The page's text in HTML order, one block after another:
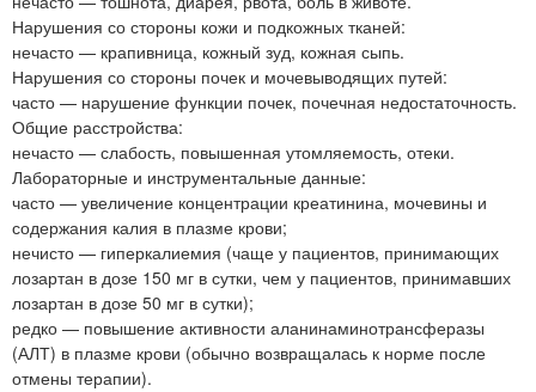
Нарушения со стороны кожи и подкожных тканей:
нечасто — крапивница, кожный зуд, кожная сыпь.
Нарушения со стороны почек и мочевыводящих путей:
часто — нарушение функции почек, почечная недостаточность.
Общие расстройства:
нечасто — слабость, повышенная утомляемость, отеки.
Лабораторные и инструментальные данные:
часто — увеличение концентрации креатинина, мочевины и
содержания калия в плазме крови;
нечисто — гиперкалиемия (чаще у пациентов, принимающих
лозартан в дозе 150 мг в сутки, чем у пациентов, принимавших
лозартан в дозе 50 мг в сутки);
редко — повышение активности аланинаминотрансферазы
(АЛТ) в плазме крови (обычно возвращалась к норме после
отмены терапии).